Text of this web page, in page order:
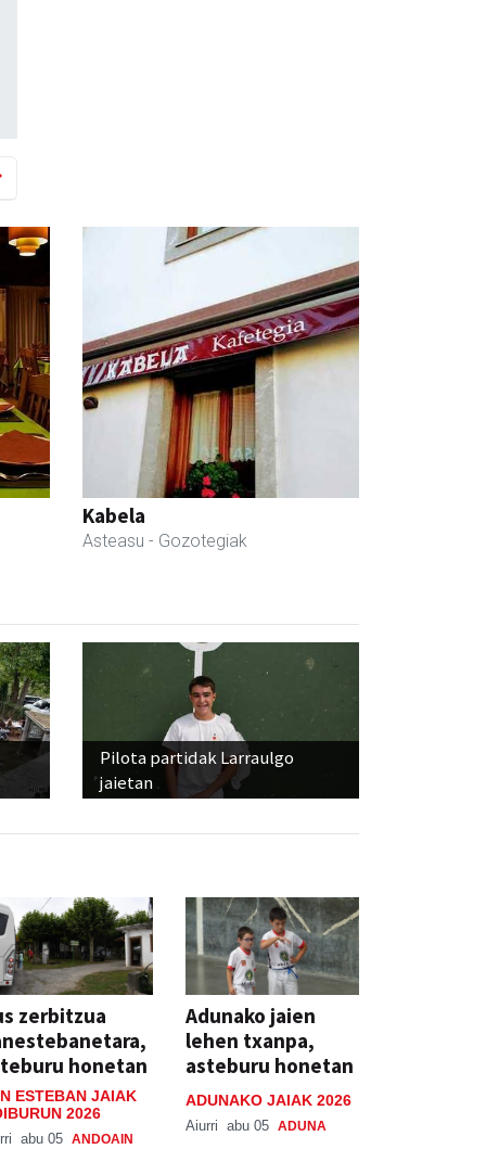
Kabela
Asteasu - Gozotegiak
Pilota partidak Larraulgo
jaietan
zerbitzua
honetan
ESTEBAN JAIAK
2026
abu 05 ANDOAIN
Adunako jaien
lehen txanpa,
asteburu honetan
ADUNAKO JAIAK 2026
Aiurri abu 05 ADUNA